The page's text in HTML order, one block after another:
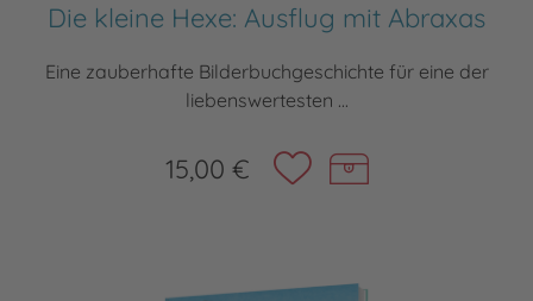
Die kleine Hexe: Ausflug mit Abraxas
Eine zauberhafte Bilderbuchgeschichte für eine der
liebenswertesten ...
15,00 €